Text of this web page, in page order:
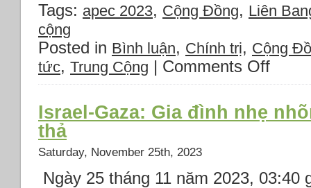
Tags: apec 2023, Cộng Đồng, Liên
cộng
Posted in Bình luận, Chính trị, Cộng
tức, Trung Cộng | Comments Offon
chống
CSVN
và
Israel-Gaza: Gia đình nhẹ
thả
Saturday, November 25th, 2023
Ngày 25 tháng 11 năm 2023, 03:40